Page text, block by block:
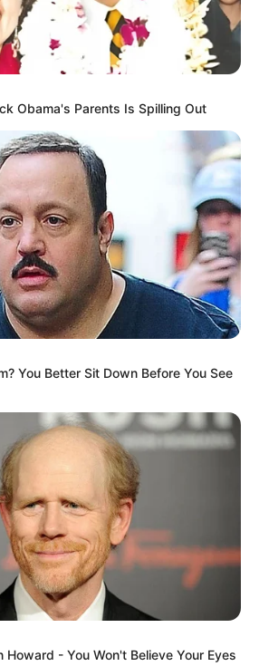
Obama's Parents Is Spilling Out
You Better Sit Down Before You See
Howard - You Won't Believe Your Eyes